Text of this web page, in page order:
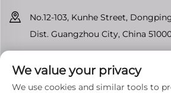
No.12-103, Kunhe Street,
Dist. Guangzhou City, China
[email
We value your privacy
We use cookies and similar tools to